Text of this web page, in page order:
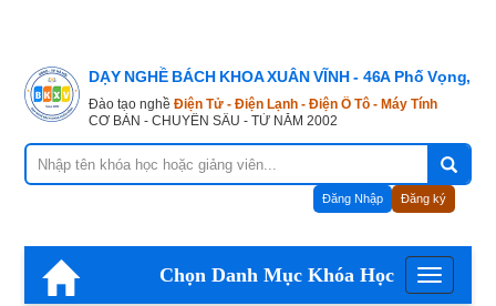
DẠY NGHỀ BÁCH KHOA XUÂN VĨNH - 46A Phố Vọng,
Đào tạo nghề Điện Tử - Điện Lạnh - Điện Ô Tô - Máy Tính
CƠ BẢN - CHUYÊN SÂU - TỪ NĂM 2002
Đăng Nhập Đăng ký
Menu
Chọn Danh Mục Khóa Học